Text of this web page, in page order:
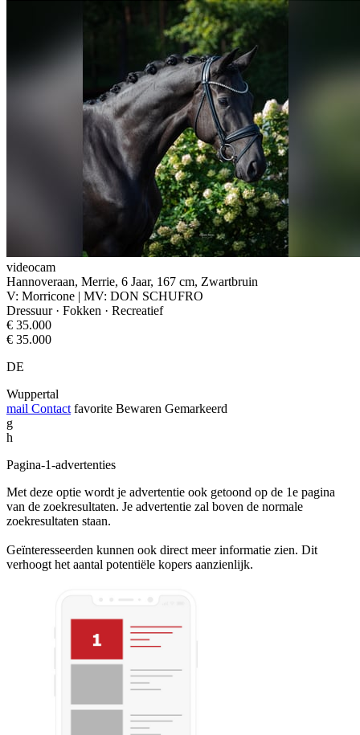
videocam
Hannoveraan, Merrie, 6 Jaar, 167 cm, Zwartbruin
V: Morricone | MV: DON SCHUFRO
Dressuur · Fokken · Recreatief
€ 35.000
€ 35.000
DE
Wuppertal
mail Contact favorite Bewaren Gemarkeerd
g
h
Pagina-1-advertenties
Met deze optie wordt je advertentie ook getoond op de 1e pagina
van de zoekresultaten. Je advertentie zal boven de normale
zoekresultaten staan.
Geïnteresseerden kunnen ook direct meer informatie zien. Dit
verhoogt het aantal potentiële kopers aanzienlijk.